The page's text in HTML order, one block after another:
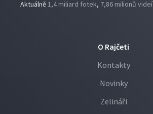
Aktuálně1,4 miliard fotek, 7,86 milionů videí
O Rajčeti
Kontakty
Novinky
Zelináři